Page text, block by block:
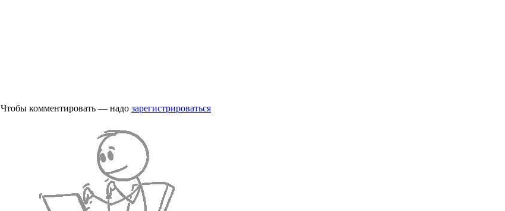
Чтобы комментировать — надо зарегистрироваться